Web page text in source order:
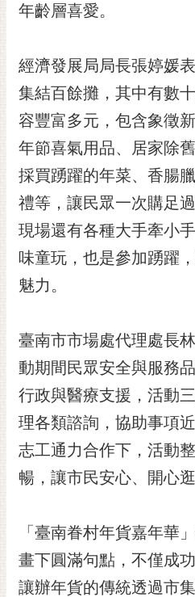
網
導
覽
訂
閱
RSS
訂
閱
電
子
報
市
箱
English
日
本
語
隱
安
全
政
年齡層喜愛。
經濟發展局局長張婷媛
集結百餘攤，其中有數
容豐富多元，包含象徵
年節喜氣用品、居家除
採買踴躍的年菜、香腸
禮等，讓民眾一次購足
現場還有各種大手牽小
味童玩，也是參加踴躍
魅力。
臺南市市場處代理處長
動期間民眾安全與服務
行政與醫療支援，活動
理各類諮詢，協助事項
志工通力合作下，活動
暢，讓市民安心、開心逛
「臺南眷村年貨嘉年華
畫下圓滿句點，不僅成
讓辦年貨的傳統透過市